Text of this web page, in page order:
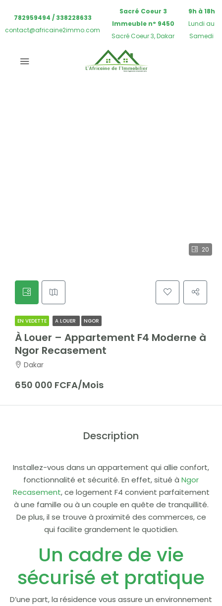
782959494 / 338228633
contact@africaine2immo.com
Sacré Coeur 3
Immeuble n° 9450
Sacré Coeur 3, Dakar
9h à 18h
Lundi au
Samedi
20
EN VEDETTE A LOUER NGOR
À Louer – Appartement F4 Moderne à
Ngor Recasement
Dakar
650 000 FCFA/Mois
Description
Installez-vous dans un appartement qui allie confort,
fonctionnalité et sécurité. En effet, situé à Ngor
Recasement, ce logement F4 convient parfaitement
à une famille ou à un couple en quête de tranquillité.
De plus, il se trouve à proximité des commerces, ce
qui facilite grandement le quotidien.
Un cadre de vie
sécurisé et pratique
D’une part, la résidence vous assure un environnement